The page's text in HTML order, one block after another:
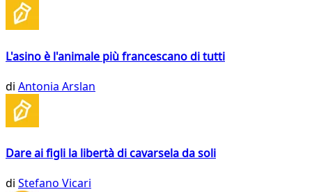
L'asino è l'animale più francescano di tutti
di Antonia Arslan
Dare ai figli la libertà di cavarsela da soli
di Stefano Vicari